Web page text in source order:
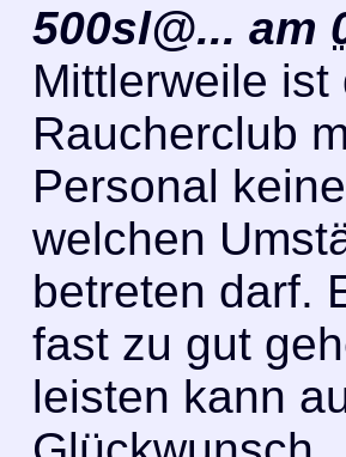
500sl@... am
Mittlerweile
Raucherclub
Personal
welchen
betreten darf.
fast zu gut
leisten kann